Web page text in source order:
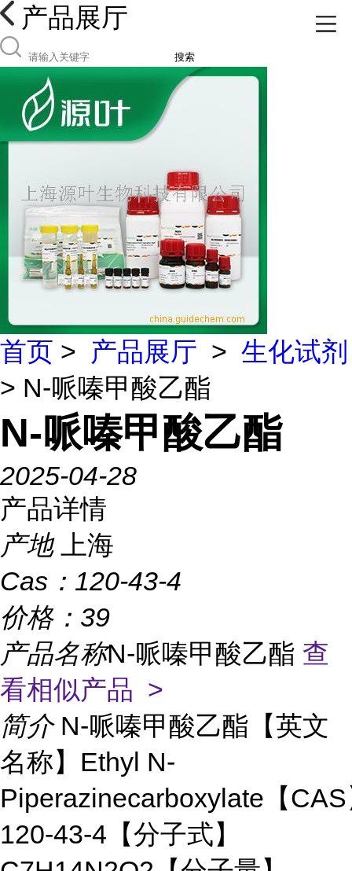
产品展厅
搜索
首页 > 产品展厅 > 生化试剂
> N-哌嗪甲酸乙酯
N-哌嗪甲酸乙酯
2025-04-28
产品详情
产地
上海
Cas： 120-43-4
价格： 39
产品名称N-哌嗪甲酸乙酯 查
看相似产品 >
简介 N-哌嗪甲酸乙酯【英文
名称】Ethyl N-
Piperazinecarboxylate【
120-43-4【分子式】